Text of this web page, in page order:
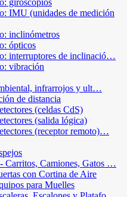
giroscopios
IMU (unidades de medición
inclinómetros
ópticos
interruptores de inclinació…
vibración
infrarrojos y ult…
de distancia
(celdas CdS)
(salida lógica)
(receptor remoto)…
Carritos, Camiones, Gatos …
con Cortina de Aire
para Muelles